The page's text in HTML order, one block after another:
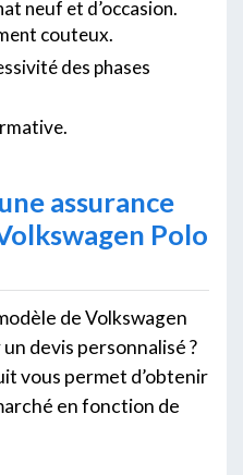
neuf et d’occasion.
couteux.
des phases
assurance
Polo
de Volkswagen
devis personnalisé ?
vous permet d’obtenir
en fonction de